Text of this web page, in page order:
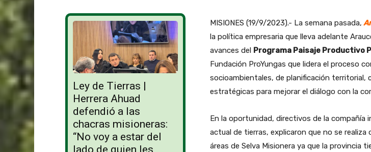
Ley de Tierras |
Herrera Ahuad
defendió a las
chacras misioneras:
“No voy a estar del
MISIONES (19/9/2023).- La semana pasada,
la política empresaria que lleva adelante
avances del Programa Paisaje Productivo
Fundación ProYungas que lidera el proceso
socioambientales, de planificación territorial,
estratégicas para mejorar el diálogo con la
En la oportunidad, directivos de la compañía
actual de tierras, explicaron que no se
áreas de Selva Misionera ya que la provincia